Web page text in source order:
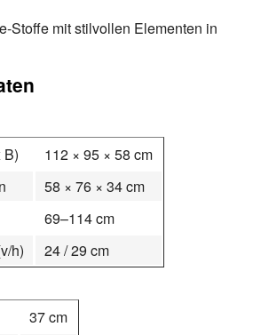
Stoffe mit stilvollen Elementen in
B)
112 × 95 × 58 cm
58 × 76 × 34 cm
69–114 cm
h)
24 / 29 cm
37 cm